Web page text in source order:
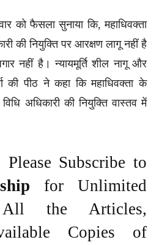
को फैसला सुनाया कि, महाधिवक्ता
की नियुक्ति पर आरक्षण लागू नहीं है
नहीं है। न्यायमूर्ति शील नागू और
की पीठ ने कहा कि महाधिवक्ता के
विधि अधिकारी की नियुक्ति वास्तव में
Subscribe to
for Unlimited
the Articles,
Copies of